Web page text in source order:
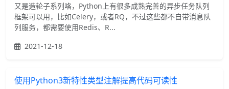
又是造轮子系列咯，Python上有很多成熟完善的异步任务队列
框架可以用，比如Celery，或者RQ，不过这些都不自带消息队
列服务，都需要使用Redis、R...
2021-12-18
使用Python3新特性类型注解提高代码可读性